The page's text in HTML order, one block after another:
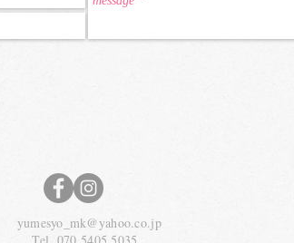
yumesyo_mk@yahoo.co.jp